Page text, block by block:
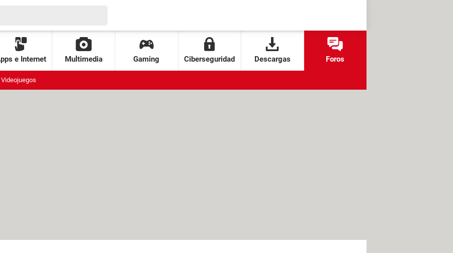
e Internet Multimedia Gaming Ciberseguridad Descargas Foros
Videojuegos